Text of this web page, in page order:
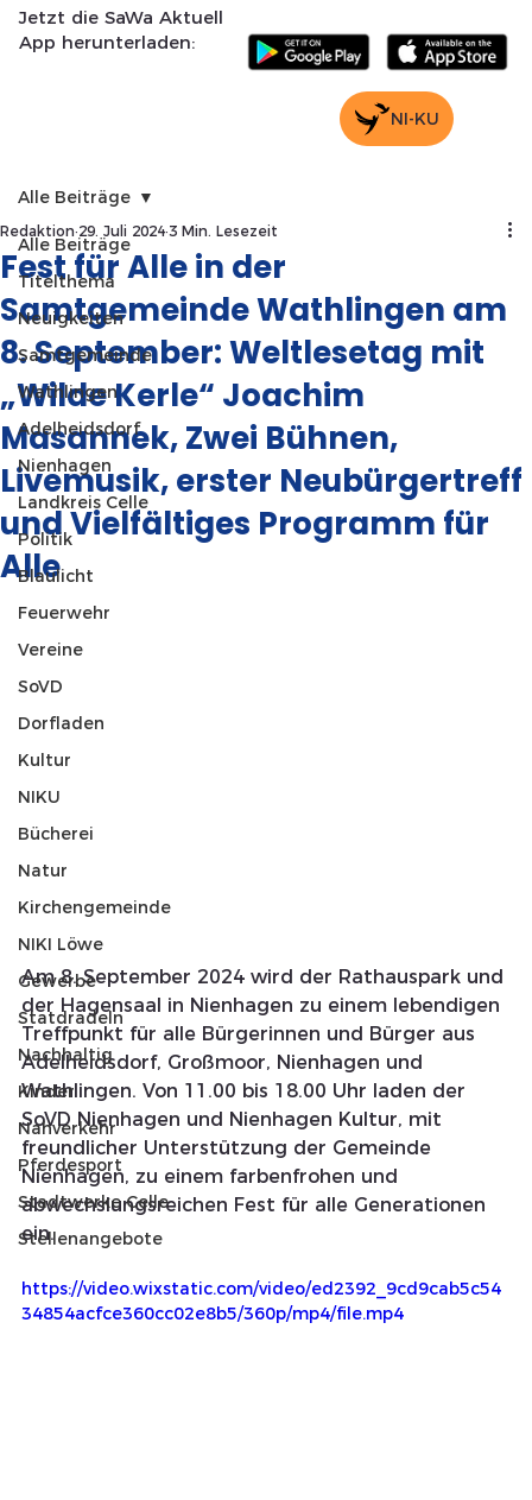
Jetzt die SaWa Aktuell
App herunterladen:
NI-KU
Alle Beiträge
Titelthema
Neuigkeiten
Samtgemeinde
Wathlingen
Adelheidsdorf
Nienhagen
Landkreis Celle
Politik
Blaulicht
Feuerwehr
Vereine
SoVD
Dorfladen
Kultur
NIKU
Bücherei
Natur
Kirchengemeinde
NIKI Löwe
Gewerbe
Statdradeln
Nachhaltig
Kinder
Nahverkehr
Pferdesport
Stadtwerke Celle
Stellenangebote
Alle Beiträge
Fest für Alle in der
Samtgemeinde Wathlingen am
8. September: Weltlesetag mit
„Wilde Kerle“ Joachim
Masannek, Zwei Bühnen,
Livemusik, erster Neubürgertreff
und Vielfältiges Programm für
Alle
Redaktion 29. Juli 2024 3 Min. Lesezeit
Am 8. September 2024 wird der Rathauspark und
der Hagensaal in Nienhagen zu einem lebendigen
Treffpunkt für alle Bürgerinnen und Bürger aus
Adelheidsdorf, Großmoor, Nienhagen und
Wathlingen. Von 11.00 bis 18.00 Uhr laden der
SoVD Nienhagen und Nienhagen Kultur, mit
freundlicher Unterstützung der Gemeinde
Nienhagen, zu einem farbenfrohen und
abwechslungsreichen Fest für alle Generationen
ein.
https://video.wixstatic.com/video/ed2392_9cd9cab5c54
34854acfce360cc02e8b5/360p/mp4/file.mp4